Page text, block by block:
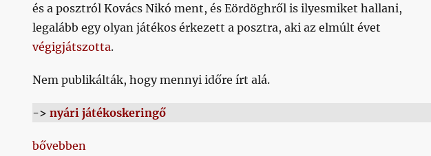
és a posztról Kovács Nikó ment, és Eördöghről is ilyesmiket hallani,
legalább egy olyan játékos érkezett a posztra, aki az elmúlt évet
végigjátszotta.
Nem publikálták, hogy mennyi időre írt alá.
-> nyári játékoskeringő
„Újabb bejelentések”
bővebben